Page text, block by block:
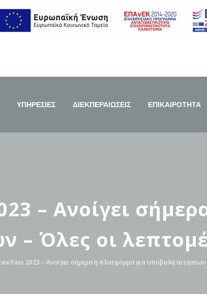
ΥΠΗΡΕΣΙΕΣ ΔΙΕΚΠΕΡΑΙΩΣΕΙΣ ΕΠΙΚΑΙΡΟΤΗΤΑ
– Ανοίγει
– Όλες οι
Pass 2023 – Ανοίγει σήμερα η πλατφόρμα για υποβολή αιτήσεων